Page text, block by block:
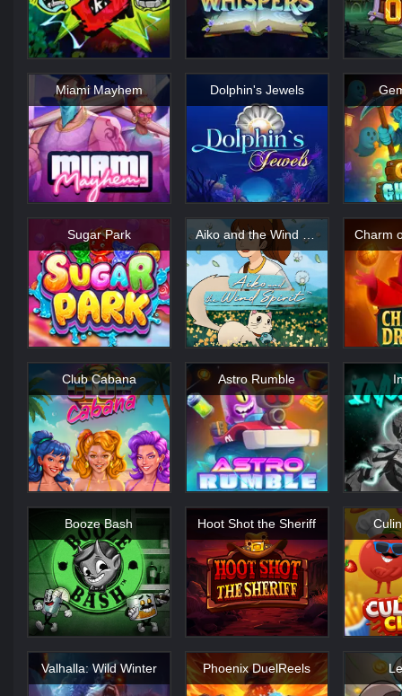
Miami Mayhem Dolphin's Jewels
Sugar Park Charm
Club Cabana Astro Rumble
Booze Bash Hoot Shot the Sheriff
Valhalla: Wild Winter Phoenix DuelReels